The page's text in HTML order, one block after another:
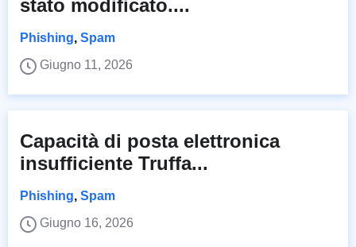
stato modificato....
Phishing, Spam
Giugno 11, 2026
Capacità di posta elettronica
insufficiente Truffa...
Phishing, Spam
Giugno 16, 2026